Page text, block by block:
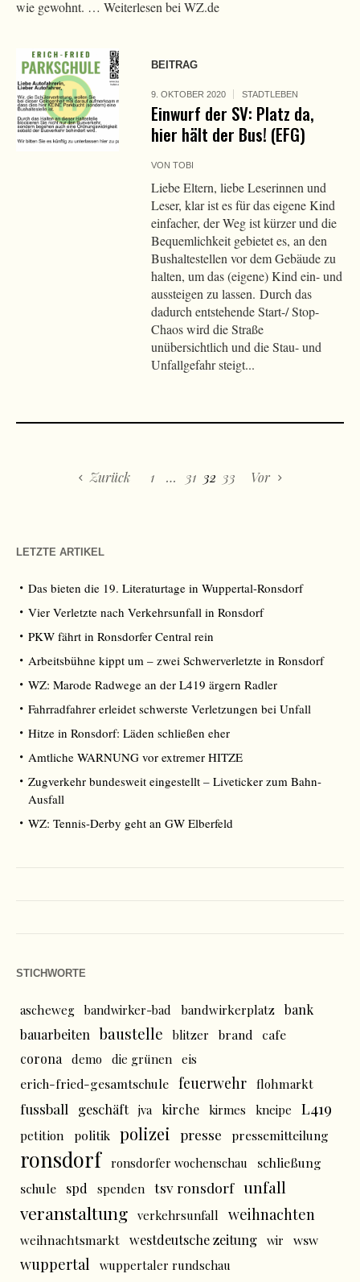
wie gewohnt. … Weiterlesen bei WZ.de
BEITRAG
9. OKTOBER 2020 STADTLEBEN
Einwurf der SV: Platz da,
hier hält der Bus! (EFG)
VONTOBI
Liebe Eltern, liebe Leserinnen und
Leser, klar ist es für das eigene Kind
einfacher, der Weg ist kürzer und die
Bequemlichkeit gebietet es, an den
Bushaltestellen vor dem Gebäude zu
halten, um das (eigene) Kind ein- und
aussteigen zu lassen. Durch das
dadurch entstehende Start-/ Stop-
Chaos wird die Straße
unübersichtlich und die Stau- und
Unfallgefahr steigt...
Zurück 1 … 31 32 33 Vor
LETZTE ARTIKEL
Das bieten die 19. Literaturtage in Wuppertal-Ronsdorf
Vier Verletzte nach Verkehrsunfall in Ronsdorf
PKW fährt in Ronsdorfer Central rein
Arbeitsbühne kippt um – zwei Schwerverletzte in Ronsdorf
WZ: Marode Radwege an der L419 ärgern Radler
Fahrradfahrer erleidet schwerste Verletzungen bei Unfall
Hitze in Ronsdorf: Läden schließen eher
Amtliche WARNUNG vor extremer HITZE
Zugverkehr bundesweit eingestellt – Liveticker zum Bahn-
Ausfall
WZ: Tennis-Derby geht an GW Elberfeld
STICHWORTE
ascheweg bandwirker-bad bandwirkerplatz bank
bauarbeiten baustelle blitzer brand
cafe
corona
demo die grünen eis
erich-fried-gesamtschule feuerwehr flohmarkt
fussball geschäft jva kirche kirmes kneipe L419
petition politik polizei presse pressemitteilung
ronsdorf ronsdorfer wochenschau
schließung
schule
spd spenden tsv ronsdorf unfall
veranstaltung verkehrsunfall weihnachten
weihnachtsmarkt westdeutsche zeitung wir wsw
wuppertal wuppertaler rundschau